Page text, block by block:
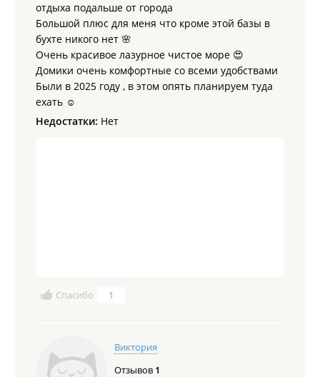
отдыха подальше от города
Большой плюс для меня что кроме этой базы в
бухте никого нет 🌸
Очень красивое лазурное чистое море 😍
Домики очень комфортные со всеми удобствами
Были в 2025 году , в этом опять планируем туда
ехать ☺️
Недостатки: Нет
Спасибо 1
Виктория
Отзывов 1